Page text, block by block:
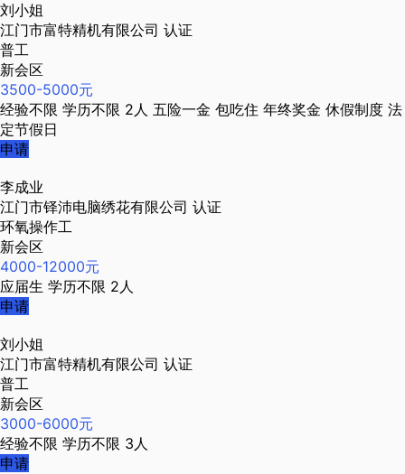
刘小姐
江门市富特精机有限公司 认证
普工
新会区
3500-5000元
经验不限 学历不限 2人 五险一金 包吃住 年终奖金 休假制度 法
定节假日
申请
李成业
江门市铎沛电脑绣花有限公司 认证
环氧操作工
新会区
4000-12000元
应届生 学历不限 2人
申请
刘小姐
江门市富特精机有限公司 认证
普工
新会区
3000-6000元
经验不限 学历不限 3人
申请